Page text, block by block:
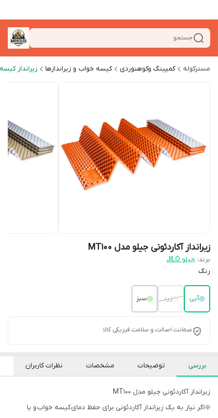
جستجو
مسترکوله کمپینگ وکوهنوردی کیسه خواب و زیراندازها زیرانداز
زیرانداز آکاردئونی جیلو مدل MT100
برند: جیلو JILO
رنگ
آبی زرد سبز
ضمانت اصالت و سلامت فیزیکی کالا
بررسی توضیحات مشخصات نظرات کاربران
زیرانداز آکاردئونی جیلو مدل MT100
❇️اگر نیاز به یک زیرانداز آکاردئونی برای حفظ دمای کیسه خواب و یا